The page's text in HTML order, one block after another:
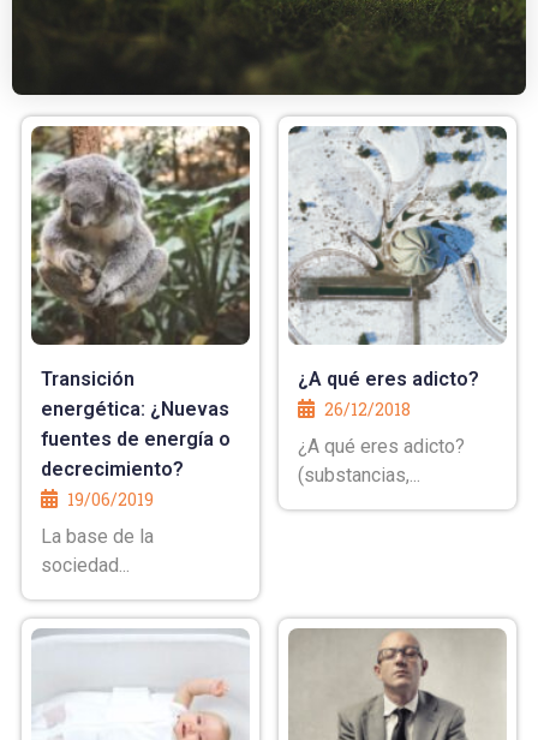
Transición
energética: ¿Nuevas
fuentes de energía o
decrecimiento?
19/06/2019
La base de la
sociedad...
¿A qué eres adicto?
26/12/2018
¿A qué eres adicto?
(substancias,...